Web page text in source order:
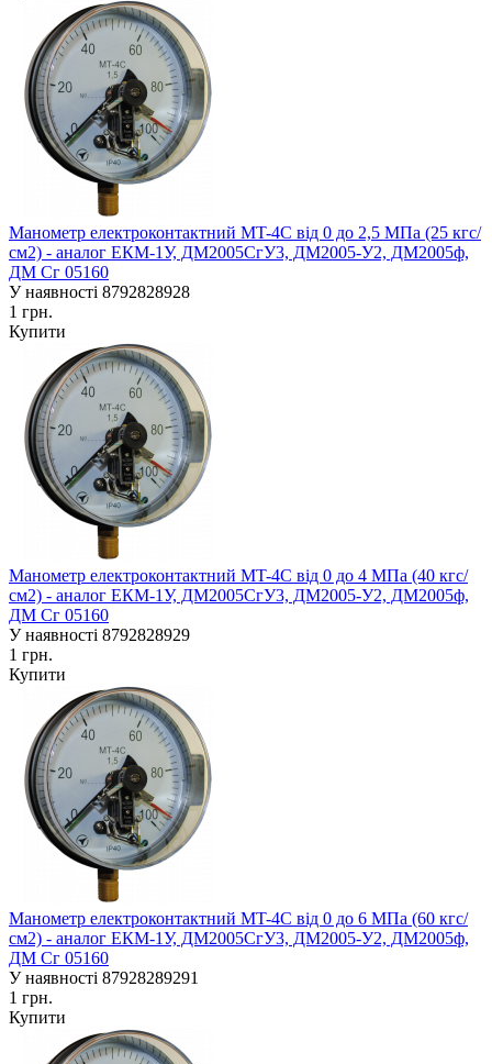
Манометр електроконтактний MT-4C від 0 до 2,5 МПа (25 кгс/
см2) - аналог ЕКM-1У, ДМ2005СгУ3, ДМ2005-У2, ДМ2005ф,
ДМ Сг 05160
У наявності 8792828928
1 грн.
Купити
Манометр електроконтактний MT-4C від 0 до 4 МПа (40 кгс/
см2) - аналог ЕКM-1У, ДМ2005СгУ3, ДМ2005-У2, ДМ2005ф,
ДМ Сг 05160
У наявності 8792828929
1 грн.
Купити
Манометр електроконтактний MT-4C від 0 до 6 МПа (60 кгс/
см2) - аналог ЕКM-1У, ДМ2005СгУ3, ДМ2005-У2, ДМ2005ф,
ДМ Сг 05160
У наявності 87928289291
1 грн.
Купити